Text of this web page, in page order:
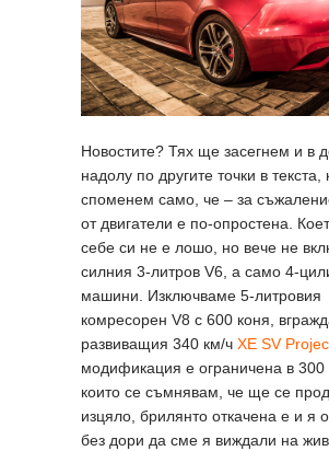
Новостите? Тях ще засегнем и в
надолу по другите точки в текста,
споменем само, че – за
от двигатели е по-опростена.
себе си не е лошо, но вече не
силния 3-литров V6, а само 4-
машини. Изключваме 5-литровия
комресорен V8 с 600 коня,
развиващия 340 км/ч XE SV
модификация е ограничена в 300
които се съмнявам, че ще се
изцяло, брилянто откачена е и я
без дори да сме я виждали на